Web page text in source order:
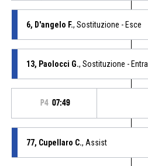
6, D'angelo F., Sostituzione - Esce
13, Paolocci G., Sostituzione - Entra
P4 07:49
77, Cupellaro C., Assist